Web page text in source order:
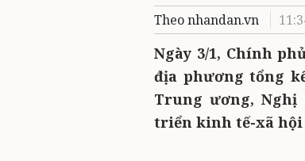
Theo nhandan.vn
Ngày 3/1, Chính
địa phương tổng
Trung ương, Nghị
triển kinh tế-xã hội